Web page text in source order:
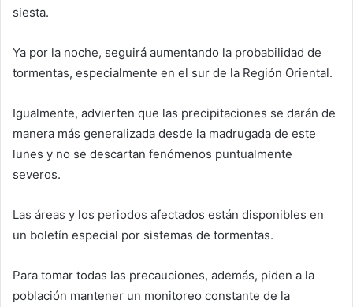
siesta.
Ya por la noche, seguirá aumentando la probabilidad de
tormentas, especialmente en el sur de la Región Oriental.
Igualmente, advierten que las precipitaciones se darán de
manera más generalizada desde la madrugada de este
lunes y no se descartan fenómenos puntualmente
severos.
Las áreas y los periodos afectados están disponibles en
un boletín especial por sistemas de tormentas.
Para tomar todas las precauciones, además, piden a la
población mantener un monitoreo constante de la